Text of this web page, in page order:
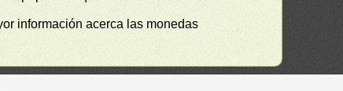
información acerca las monedas